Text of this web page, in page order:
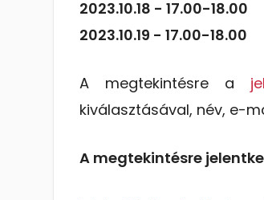
2023.10.18 - 17.00-18.00
2023.10.19 - 17.00-18.00
A megtekintésre a
kiválasztásával, név, e-
A megtekintésre